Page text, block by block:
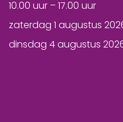
10.00 uur – 17.00 uur
zaterdag 1 augustus
dinsdag 4 augustus